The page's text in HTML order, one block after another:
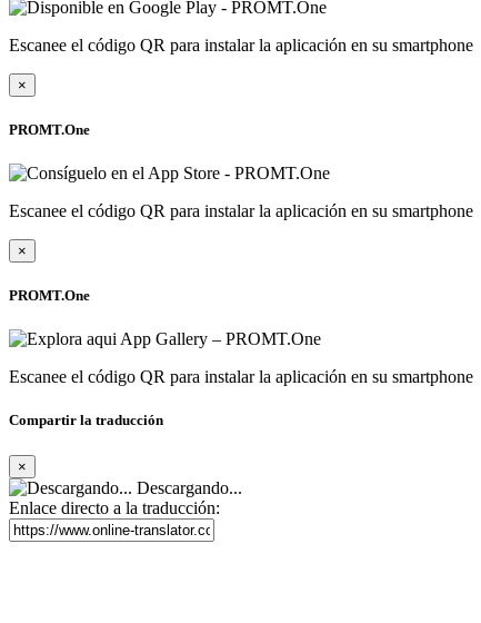
Escanee el código QR para instalar la aplicación en su smartphone
×
PROMT.One
Escanee el código QR para instalar la aplicación en su smartphone
×
PROMT.One
Escanee el código QR para instalar la aplicación en su smartphone
Compartir la traducción
×
Descargando...
Enlace directo a la traducción: